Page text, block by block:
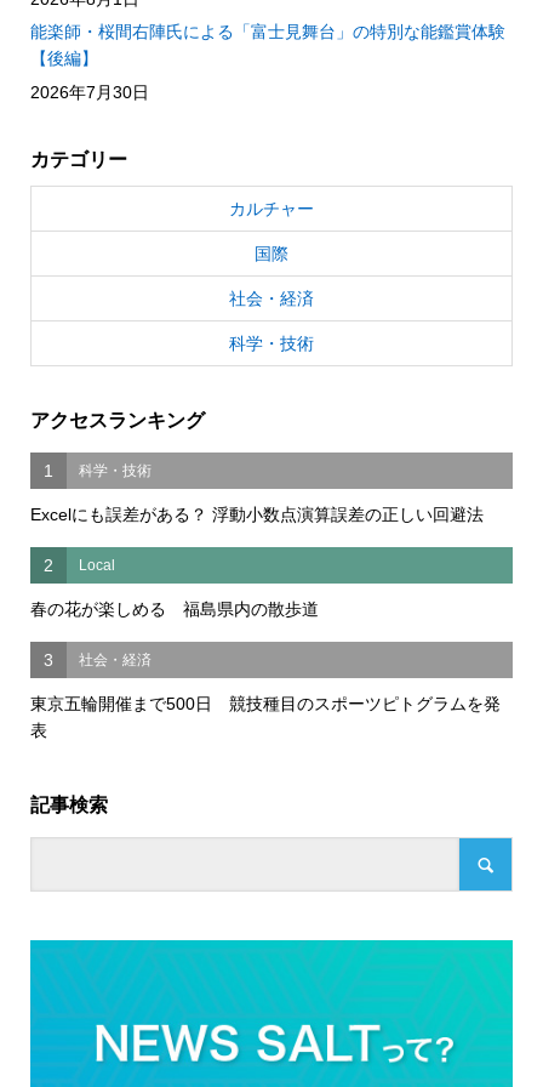
能楽師・桜間右陣氏による「富士見舞台」の特別な能鑑賞体験
【後編】
2026年7月30日
カテゴリー
カルチャー
国際
社会・経済
科学・技術
アクセスランキング
1 科学・技術
Excelにも誤差がある？ 浮動小数点演算誤差の正しい回避法
2 Local
春の花が楽しめる 福島県内の散歩道
3 社会・経済
東京五輪開催まで500日 競技種目のスポーツピトグラムを発
表
記事検索